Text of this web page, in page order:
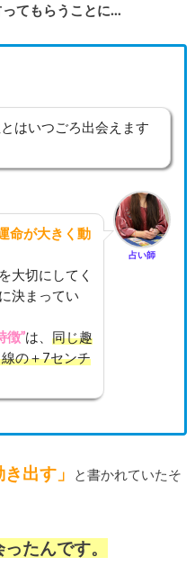
てもらうことに…
はいつごろ出会えます
命が大きく動
を大切にしてく
決まってい
徴”は、同じ趣
の＋7センチ
占い師
出す」
と書かれていたそ
たんです。